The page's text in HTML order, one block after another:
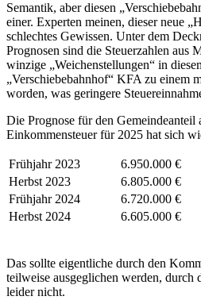
Semantik, aber diesen
einer. Experten meinen, dieser neue
schlechtes Gewissen. Unter dem
Prognosen sind die Steuerzahlen aus
winzige „Weichenstellungen“ in
„Verschiebebahnhof“ KFA zu einem
worden, was geringere
Die Prognose für den Gemeindeanteil
Einkommensteuer für 2025 hat sich
Frühjahr 2023
6.950.000 €
Herbst 2023
6.805.000 €
Frühjahr 2024
6.720.000 €
Herbst 2024
6.605.000 €
Das sollte eigentliche durch den
teilweise ausgeglichen werden,
leider nicht.